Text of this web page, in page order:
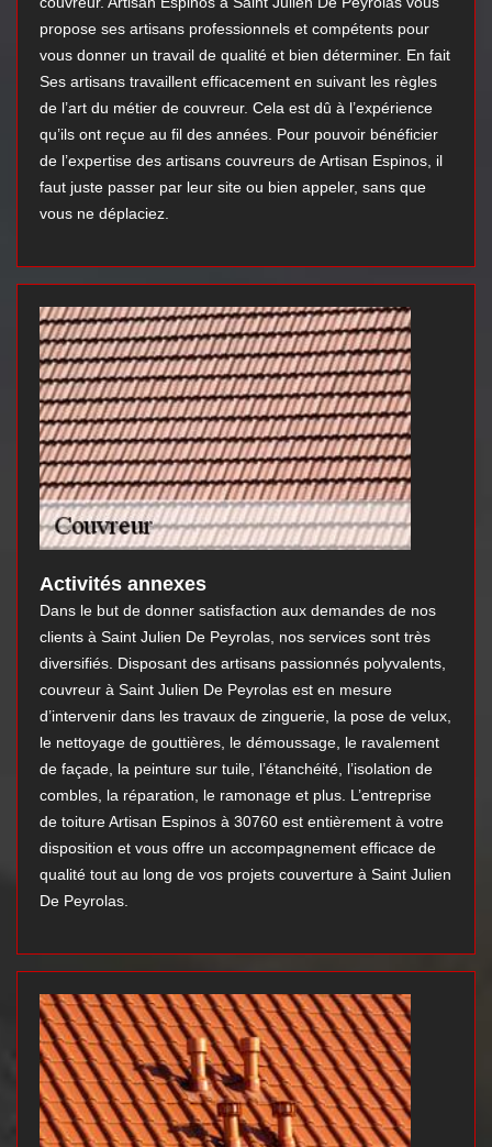
propose ses artisans professionnels et compétents pour
vous donner un travail de qualité et bien déterminer. En fait
Ses artisans travaillent efficacement en suivant les règles
de l’art du métier de couvreur. Cela est dû à l’expérience
qu’ils ont reçue au fil des années. Pour pouvoir bénéficier
de l’expertise des artisans couvreurs de Artisan Espinos, il
faut juste passer par leur site ou bien appeler, sans que
vous ne déplaciez.
Activités annexes
Dans le but de donner satisfaction aux demandes de nos
clients à Saint Julien De Peyrolas, nos services sont très
diversifiés. Disposant des artisans passionnés polyvalents,
couvreur à Saint Julien De Peyrolas est en mesure
d’intervenir dans les travaux de zinguerie, la pose de velux,
le nettoyage de gouttières, le démoussage, le ravalement
de façade, la peinture sur tuile, l’étanchéité, l’isolation de
combles, la réparation, le ramonage et plus. L’entreprise
de toiture Artisan Espinos à 30760 est entièrement à votre
disposition et vous offre un accompagnement efficace de
qualité tout au long de vos projets couverture à Saint Julien
De Peyrolas.